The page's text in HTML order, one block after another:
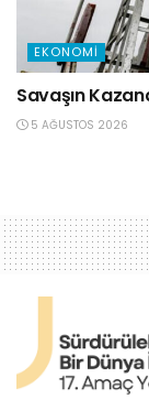
EKONOMI
Savaşın
5 AĞUSTOS 2026